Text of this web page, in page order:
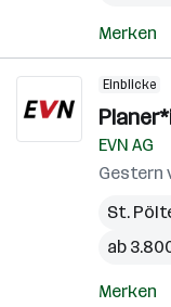
Merken
Einblicke
EVN AG
St.
ab
Merken